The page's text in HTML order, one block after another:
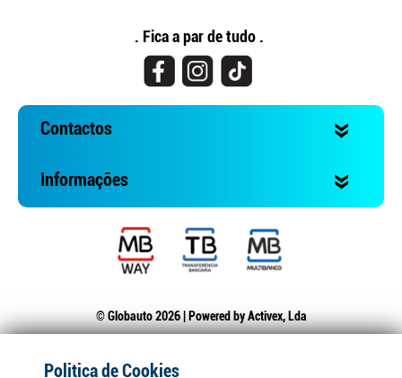
. Fica a par de tudo .
Contactos
Informações
© Globauto 2026 | Powered byActivex, Lda
Politica de Cookies